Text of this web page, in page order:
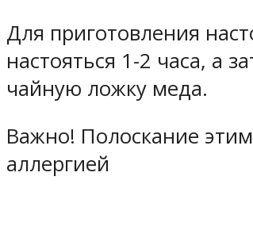
Для приготовления
настояться 1-2 часа, а
чайную ложку меда.
Важно! Полоскание
аллергией